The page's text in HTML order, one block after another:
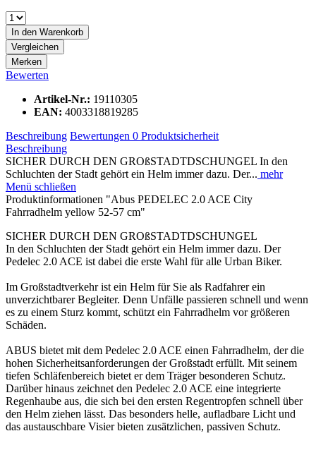
In den Warenkorb
Vergleichen
Merken
Bewerten
Artikel-Nr.: 19110305
EAN: 4003318819285
Beschreibung Bewertungen 0 Produktsicherheit
Beschreibung
SICHER DURCH DEN GROßSTADTDSCHUNGEL In den
Schluchten der Stadt gehört ein Helm immer dazu. Der... mehr
Menü schließen
Produktinformationen "Abus PEDELEC 2.0 ACE City
Fahrradhelm yellow 52-57 cm"
SICHER DURCH DEN GROßSTADTDSCHUNGEL
In den Schluchten der Stadt gehört ein Helm immer dazu. Der
Pedelec 2.0 ACE ist dabei die erste Wahl für alle Urban Biker.
Im Großstadtverkehr ist ein Helm für Sie als Radfahrer ein
unverzichtbarer Begleiter. Denn Unfälle passieren schnell und wenn
es zu einem Sturz kommt, schützt ein Fahrradhelm vor größeren
Schäden.
ABUS bietet mit dem Pedelec 2.0 ACE einen Fahrradhelm, der die
hohen Sicherheitsanforderungen der Großstadt erfüllt. Mit seinem
tiefen Schläfenbereich bietet er dem Träger besonderen Schutz.
Darüber hinaus zeichnet den Pedelec 2.0 ACE eine integrierte
Regenhaube aus, die sich bei den ersten Regentropfen schnell über
den Helm ziehen lässt. Das besonders helle, aufladbare Licht und
das austauschbare Visier bieten zusätzlichen, passiven Schutz.